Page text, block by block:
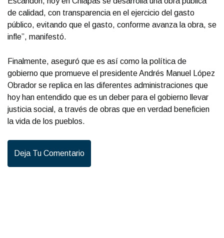
de calidad, con transparencia en el ejercicio del gasto
público, evitando que el gasto, conforme avanza la obra, se
infle”, manifestó.
Finalmente, aseguró que es así como la política de
gobierno que promueve el presidente Andrés Manuel López
Obrador se replica en las diferentes administraciones que
hoy han entendido que es un deber para el gobierno llevar
justicia social, a través de obras que en verdad beneficien
la vida de los pueblos.
Deja Tu Comentario